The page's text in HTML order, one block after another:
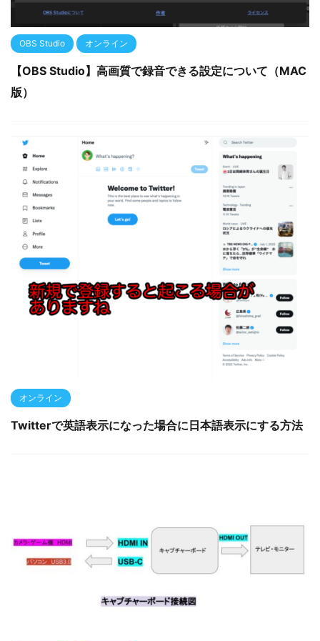
OBS Studio オンライン
【OBS Studio】高画質で録音できる設定について（MAC
版）
オンライン
Twitterで英語表示になった場合に日本語表示にする方法